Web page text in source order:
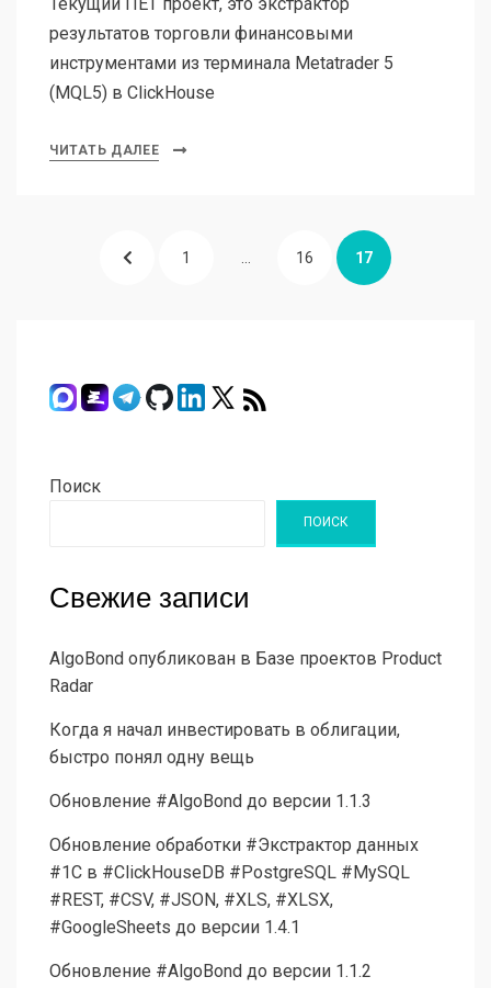
результатов торговли финансовыми
инструментами из терминала Metatrader 5
(MQL5) в ClickHouse
ЧИТАТЬ ДАЛЕЕ
ПагинацияПРЕДЫДУЩАЯ
СТРАНИЦА
1 … СТРАНИЦА
16 СТРАНИЦА
17
Поиск
ПОИСК
Свежие записи
AlgoBond опубликован в Базе проектов Product
Radar
Когда я начал инвестировать в облигации,
быстро понял одну вещь
Обновление #AlgoBond до версии 1.1.3
Обновление обработки #Экстрактор данных
#1С в #ClickHouseDB #PostgreSQL #MySQL
#REST, #CSV, #JSON, #XLS, #XLSX,
#GoogleSheets до версии 1.4.1
Обновление #AlgoBond до версии 1.1.2